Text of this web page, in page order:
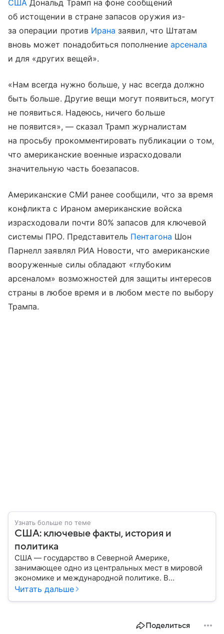
США Дональд Трамп на фоне сообщений
об истощении в стране запасов оружия из-
за операции против Ирана заявил, что Штатам
вновь может понадобиться пополнение арсенала
и для «других вещей».
«Нам всегда нужно больше, у нас всегда должно
быть больше. Другие вещи могут появиться, могут
не появиться. Надеюсь, ничего больше
не появится», — сказал Трамп журналистам
на просьбу прокомментировать публикации о том,
что американские военные израсходовали
значительную часть боезапасов.
Американские СМИ ранее сообщили, что за время
конфликта с Ираном американские войска
израсходовали почти 80% запасов для ключевой
системы ПРО. Представитель Пентагона Шон
Парнелл заявлял РИА Новости, что американские
вооруженные силы обладают «глубоким
арсеналом» возможностей для защиты интересов
страны в любое время и в любом месте по выбору
Трампа.
Узнать больше по теме
США: ключевые факты, история и
политика
США — государство в Северной Америке,
занимающее одно из центральных мест в мировой
экономике и международной политике. В
материале — основные сведения об этой стране.
Читать дальше
Поделиться